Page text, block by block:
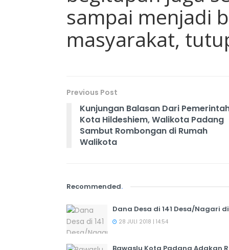
sampai menjadi
masyarakat,
Previous Post
Kunjungan Balasan Dari
Kota Hildeshiem, Walikota Padang
Sambut Rombongan di Rumah
Walikota
Recommended.
Dana Desa di 141 Desa/Nagari
28 JULI 2018 | 14:54